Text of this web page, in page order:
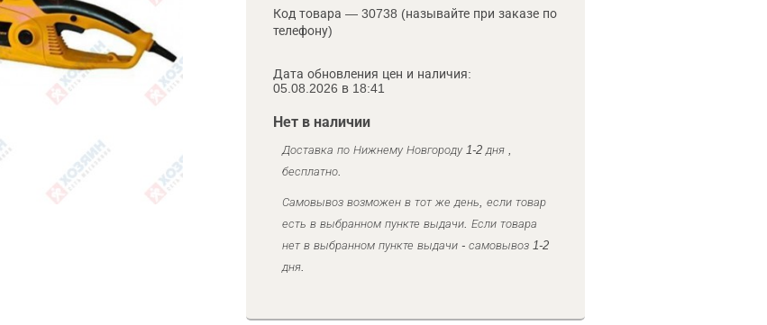
Код товара — 30738 (называйте при заказе по
телефону)
Дата обновления цен и наличия:
05.08.2026 в 18:41
Нет в наличии
Доставка по Нижнему Новгороду 1-2 дня ,
бесплатно.
Самовывоз возможен в тот же день, если товар
есть в выбранном пункте выдачи. Если товара
нет в выбранном пункте выдачи - самовывоз 1-2
дня.